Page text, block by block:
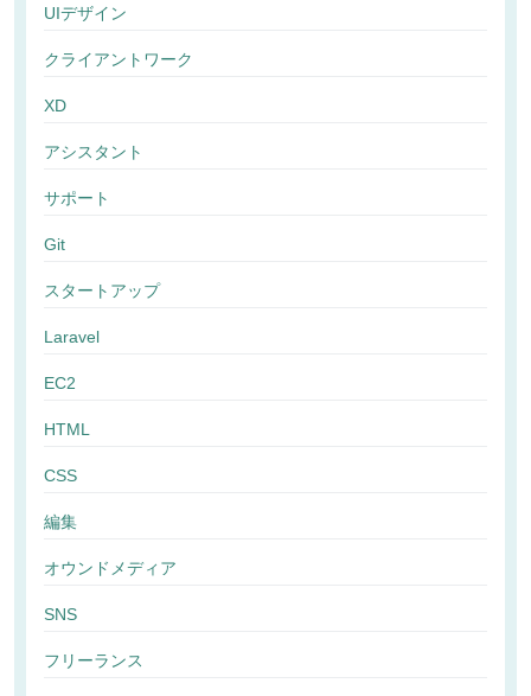
UIデザイン
クライアントワーク
XD
アシスタント
サポート
Git
スタートアップ
Laravel
EC2
HTML
CSS
編集
オウンドメディア
SNS
フリーランス